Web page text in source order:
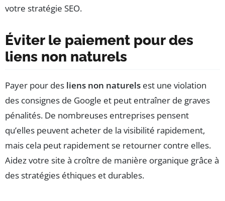
votre stratégie SEO.
Éviter le paiement pour des
liens non naturels
Payer pour des liens non naturels est une violation
des consignes de Google et peut entraîner de graves
pénalités. De nombreuses entreprises pensent
qu’elles peuvent acheter de la visibilité rapidement,
mais cela peut rapidement se retourner contre elles.
Aidez votre site à croître de manière organique grâce à
des stratégies éthiques et durables.